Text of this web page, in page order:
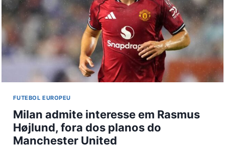
FUTEBOL EUROPEU
Milan admite interesse em Rasmus
Højlund, fora dos planos do
Manchester United